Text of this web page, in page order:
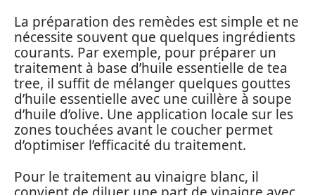
La préparation des remèdes est simple et ne
nécessite souvent que quelques ingrédients
courants. Par exemple, pour préparer un
traitement à base d’huile essentielle de tea
tree, il suffit de mélanger quelques gouttes
d’huile essentielle avec une cuillère à soupe
d’huile d’olive. Une application locale sur les
zones touchées avant le coucher permet
d’optimiser l’efficacité du traitement.
Pour le traitement au vinaigre blanc, il